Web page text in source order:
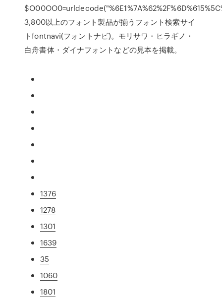
3,800以上のフォント製品が揃うフォント検索サイ
トfontnavi(フォントナビ)。モリサワ・ヒラギノ・
白舟書体・ダイナフォントなどの見本を掲載。
1376
1278
1301
1639
35
1060
1801